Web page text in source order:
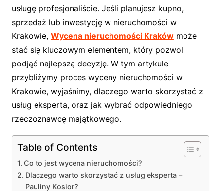
usługę profesjonaliście. Jeśli planujesz kupno,
sprzedaż lub inwestycję w nieruchomości w
Krakowie, Wycena nieruchomości Krakówmoże
stać się kluczowym elementem, który pozwoli
podjąć najlepszą decyzję. W tym artykule
przybliżymy proces wyceny nieruchomości w
Krakowie, wyjaśnimy, dlaczego warto skorzystać z
usług eksperta, oraz jak wybrać odpowiedniego
rzeczoznawcę majątkowego.
Table of Contents
Co to jest wycena nieruchomości?
Dlaczego warto skorzystać z usług eksperta –
Pauliny Kosior?